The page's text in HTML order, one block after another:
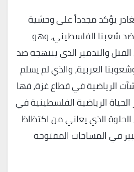
يؤكد مجدداً على وحشية
شعبنا الفلسطيني، وهو
والتدمير الذي ينتهجه ضد
العربية، والذي لم يسلم
الرياضية في قطاع غزة، فها
الرياضية الفلسطينية في
الذي يعاني من اكتظاظ
في المساحات المفتوحة